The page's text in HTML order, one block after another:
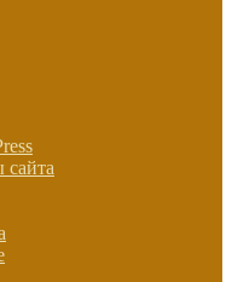
сайта